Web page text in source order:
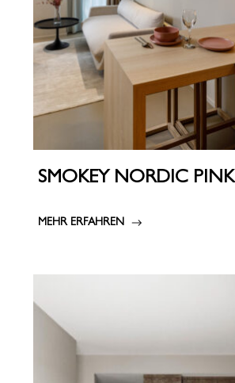
SMOKEY NORDIC PINK
MEHR ERFAHREN